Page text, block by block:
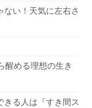
い！天気に左右さ
醒める理想の生き
きる人は『すき間ス